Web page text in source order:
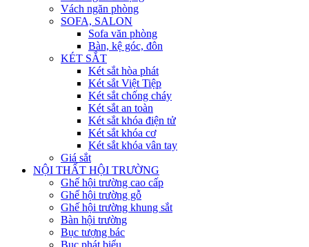
Vách ngăn phòng
SOFA, SALON
Sofa văn phòng
Bàn, kệ góc, đôn
KÉT SẮT
Két sắt hòa phát
Két sắt Việt Tiệp
Két sắt chống cháy
Két sắt an toàn
Két sắt khóa điện tử
Két sắt khóa cơ
Két sắt khóa vân tay
Giá sắt
NỘI THẤT HỘI TRƯỜNG
Ghế hội trường cao cấp
Ghế hội trường gỗ
Ghế hội trường khung sắt
Bàn hội trường
Bục tượng bác
Bục phát biểu